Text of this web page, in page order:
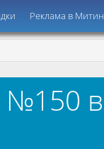
Реклама в
№150 в